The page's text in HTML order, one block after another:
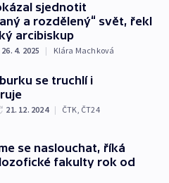
sjednotit
a rozdělený“ svět, řekl
arcibiskup
26. 4. 2025 | Klára Machková
se truchlí i
21. 12. 2024 | ČTK, ČT24
se naslouchat, říká
fakulty rok od